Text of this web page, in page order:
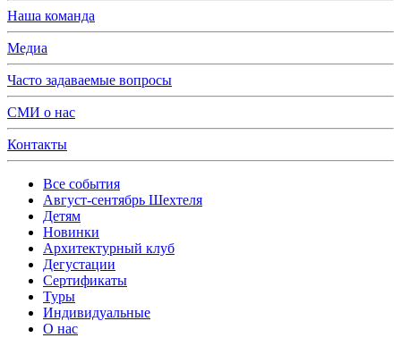
Наша команда
Медиа
Часто задаваемые вопросы
СМИ о нас
Контакты
Все события
Август-сентябрь Шехтеля
Детям
Новинки
Архитектурный клуб
Дегустации
Сертификаты
Туры
Индивидуальные
О нас